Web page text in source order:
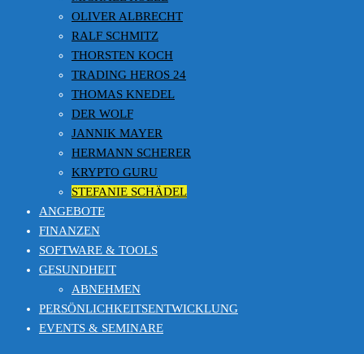
OLIVER ALBRECHT
RALF SCHMITZ
THORSTEN KOCH
TRADING HEROS 24
THOMAS KNEDEL
DER WOLF
JANNIK MAYER
HERMANN SCHERER
KRYPTO GURU
STEFANIE SCHÄDEL
ANGEBOTE
FINANZEN
SOFTWARE & TOOLS
GESUNDHEIT
ABNEHMEN
PERSÖNLICHKEITSENTWICKLUNG
EVENTS & SEMINARE